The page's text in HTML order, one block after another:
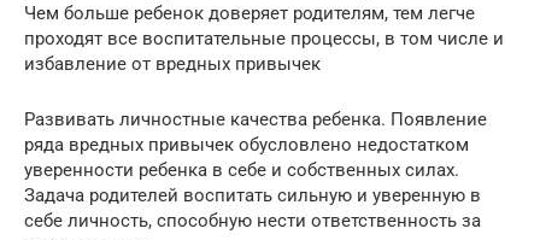
Чем больше ребенок доверяет родителям, тем легче
проходят все воспитательные процессы, в том числе и
избавление от вредных привычек
Развивать личностные качества ребенка. Появление
ряда вредных привычек обусловлено недостатком
уверенности ребенка в себе и собственных силах.
Задача родителей воспитать сильную и уверенную в
себе личность, способную нести ответственность за